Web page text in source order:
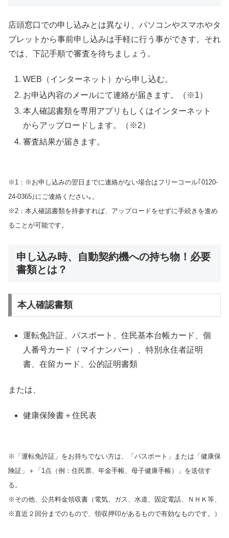
店頭窓口での申し込みとは異なり、パソコンやスマホやタ
ブレットから事前申し込みは手軽に行う事ができす。それ
では、下記手順で審査を待ちましょう。
WEB（インターネット）から申し込む。
お申込内容のメールにて連絡が届きます。（※1）
本人確認書類を専用アプリもしくはインターネット
からアップロードします。（※2）
審査結果が届きます。
※1：※お申し込みの翌日までに連絡がない場合はフリーコール｢0120-
24-0365｣にご連絡ください｡。
※2：本人確認書類を持参すれば、アップロードをせずに手続きを進め
ることが可能です。
申し込み時、自動契約機への持ち物！必要
書類とは？
本人確認書類
運転免許証、パスポート、住民基本台帳カード、個
人番号カード（マイナンバー）、特別永住者証明
書、在留カード、公的証明書類
または、
健康保険書＋住民表
※「運転免許証」をお持ちでない方は、「パスポート」または「健康保
険証」＋「1点（例：住民票、年金手帳、母子健康手帳）」を送信す
る。
※その他、公共料金領収書（電気、ガス、水道、固定電話、ＮＨＫ等、
※直近２回分までのもので、領収押印があるもので有効なものです。）